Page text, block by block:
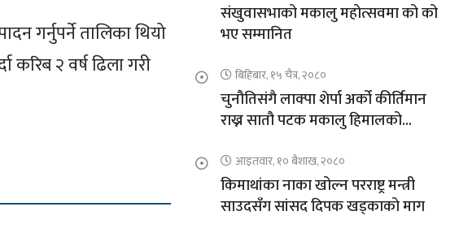
गर्नुपर्ने तालिका थियो
करिब २ वर्ष ढिला गरी
संखुवासभाको मकालु महोत्सवमा को को
भए सम्मानित
बिहिबार, १५ चैत्र, २०८०
चुनौतिसंगै लाक्पा शेर्पा अर्को कीर्तिमान
राख्न सातौ पटक मकालु हिमालको
आइतवार, १० बैशाख, २०८०
किमाथांका नाका खोल्न परराष्ट्र मन्त्री
साउदसँग सांसद दिपक खड्काको माग